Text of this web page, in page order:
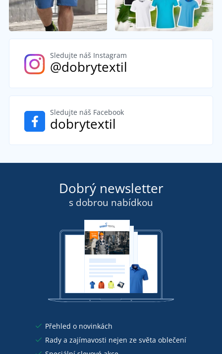
Sledujte náš Instagram
@dobrytextil
Sledujte náš Facebook
dobrytextil
Dobrý newsletter
s dobrou nabídkou
Přehled o novinkách
Rady a zajímavosti nejen ze světa oblečení